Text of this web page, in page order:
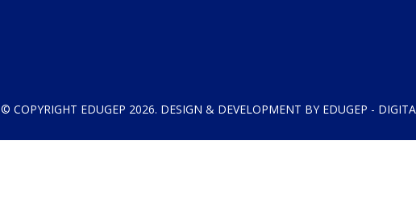
© COPYRIGHT EDUGEP 2026. DESIGN & DEVELOPMENT BY EDUGEP -